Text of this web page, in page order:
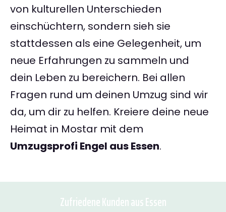
von kulturellen Unterschieden
einschüchtern, sondern sieh sie
stattdessen als eine Gelegenheit, um
neue Erfahrungen zu sammeln und
dein Leben zu bereichern. Bei allen
Fragen rund um deinen Umzug sind wir
da, um dir zu helfen. Kreiere deine neue
Heimat in Mostar mit dem
Umzugsprofi Engel aus Essen.
Zufriedene Kunden aus Essen